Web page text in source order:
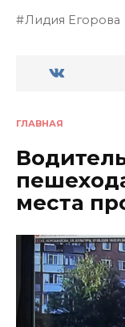
Лидия Егорова
ГЛАВНАЯ
места